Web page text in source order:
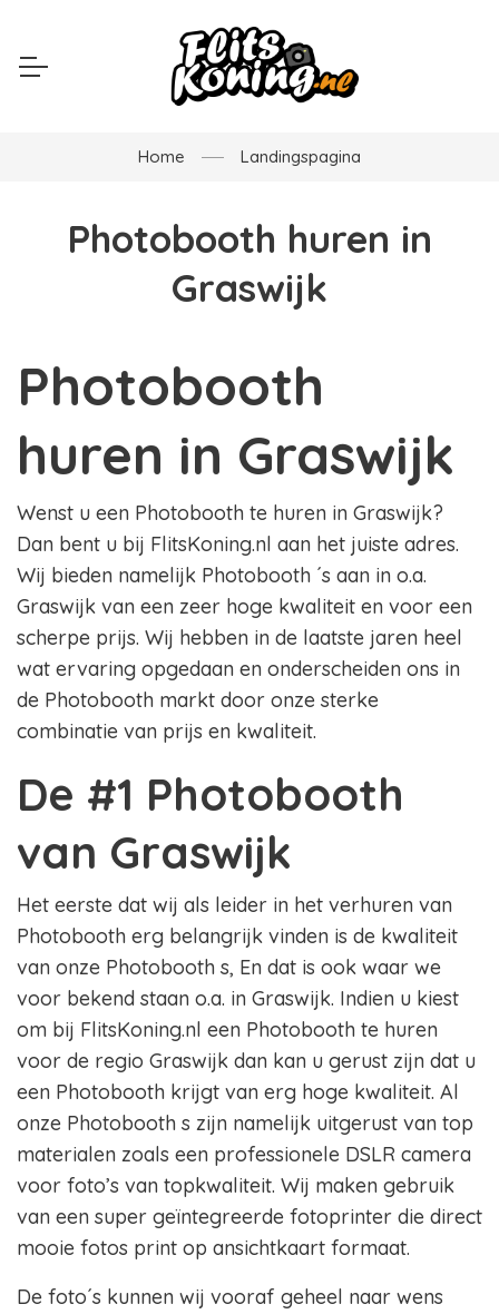
Home Landingspagina
Photobooth huren in
Graswijk
Photobooth
huren in Graswijk
Wenst u een Photobooth te huren in Graswijk?
Dan bent u bij FlitsKoning.nl aan het juiste adres.
Wij bieden namelijk Photobooth ´s aan in o.a.
Graswijk van een zeer hoge kwaliteit en voor een
scherpe prijs. Wij hebben in de laatste jaren heel
wat ervaring opgedaan en onderscheiden ons in
de Photobooth markt door onze sterke
combinatie van prijs en kwaliteit.
De #1 Photobooth
van Graswijk
Het eerste dat wij als leider in het verhuren van
Photobooth erg belangrijk vinden is de kwaliteit
van onze Photobooth s, En dat is ook waar we
voor bekend staan o.a. in Graswijk. Indien u kiest
om bij FlitsKoning.nl een Photobooth te huren
voor de regio Graswijk dan kan u gerust zijn dat u
een Photobooth krijgt van erg hoge kwaliteit. Al
onze Photobooth s zijn namelijk uitgerust van top
materialen zoals een professionele DSLR camera
voor foto’s van topkwaliteit. Wij maken gebruik
van een super geïntegreerde fotoprinter die direct
mooie fotos print op ansichtkaart formaat.
De foto´s kunnen wij vooraf geheel naar wens